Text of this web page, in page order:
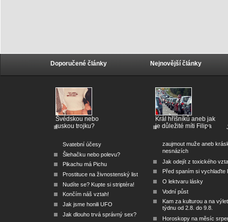
Doporučené články
Švédskou nebo
ruskou trojku?
Svatební účesy
Šlehačku nebo polevu?
Pikachu má Pichu
Prostituce na živnostenský list
Nudíte se? Kupte si striptéra!
Končím náš vztah!
Jak jsme honili UFO
Jak dlouho trvá správný sex?
Nejnovější články
Král hříšníků aneb jak
je důležité míti Filipa
zaujmout muže aneb
nesnázích
Jak odejít z toxického
Před spaním si vychlaďte
O lektvaru lásky
Vodní půst
Kam za kulturou a na
týdnu od 2.8. do 9.8.
Horoskopy na měsíc